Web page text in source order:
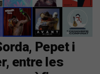
Pepet i
entre les